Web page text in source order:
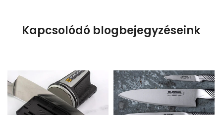
Kapcsolódó blogbejegyzéseink